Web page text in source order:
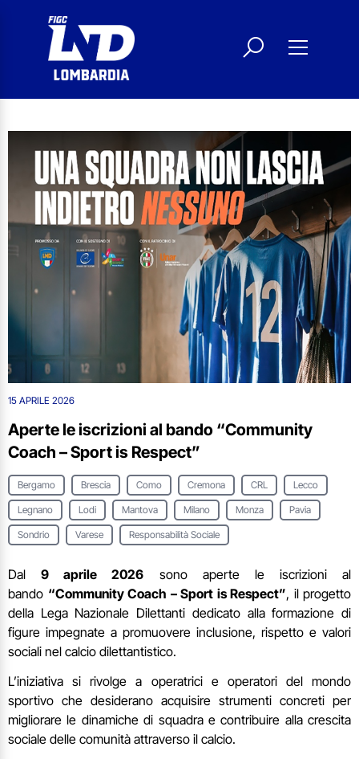
15 APRILE 2026
Aperte le iscrizioni al bando “Community
Coach – Sport is Respect”
Bergamo Brescia Como Cremona CRL Lecco
Legnano Lodi Mantova Milano Monza Pavia
Sondrio Varese Responsabilità Sociale
Dal9 aprile 2026 sono aperte le iscrizioni al
bando “Community Coach – Sport is Respect”, il progetto
della Lega Nazionale Dilettanti dedicato alla formazione di
figure impegnate a promuovere inclusione, rispetto e valori
sociali nel calcio dilettantistico.
L’iniziativa si rivolge a operatrici e operatori del mondo
sportivo che desiderano acquisire strumenti concreti per
migliorare le dinamiche di squadra e contribuire alla crescita
sociale delle comunità attraverso il calcio.